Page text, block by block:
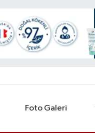
Foto Galeri